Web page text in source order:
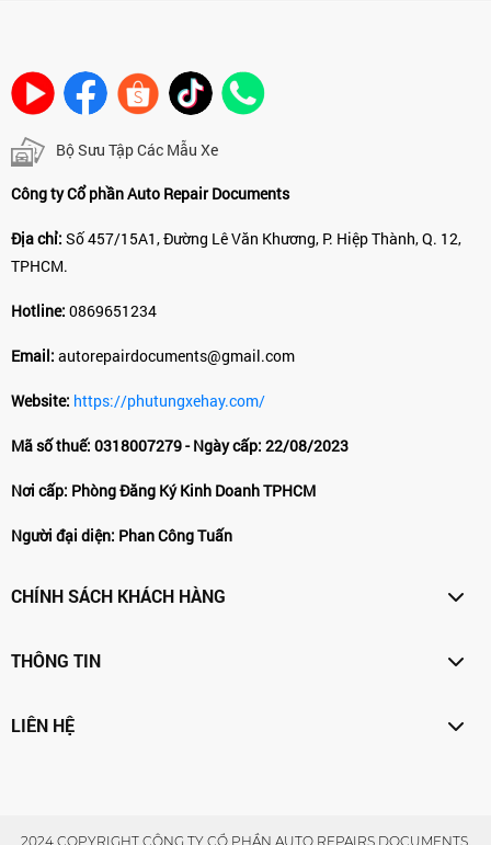
Bộ Sưu Tập Các Mẫu Xe
Công ty Cổ phần Auto Repair Documents
Địa chỉ: Số 457/15A1, Đường Lê Văn Khương, P. Hiệp Thành, Q. 12,
TPHCM.
Hotline: 0869651234
Email: autorepairdocuments@gmail.com
Website: https://phutungxehay.com/
Mã số thuế: 0318007279 - Ngày cấp: 22/08/2023
Nơi cấp: Phòng Đăng Ký Kinh Doanh TPHCM
Người đại diện: Phan Công Tuấn
CHÍNH SÁCH KHÁCH HÀNG
THÔNG TIN
LIÊN HỆ
2024 COPYRIGHT CÔNG TY CỔ PHẦN AUTO REPAIRS DOCUMENTS.